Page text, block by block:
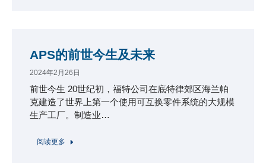
APS的前世今生及未来
2024年2月26日
前世今生 20世纪初，福特公司在底特律郊区海兰帕
克建造了世界上第一个使用可互换零件系统的大规模
生产工厂。制造业…
阅读更多